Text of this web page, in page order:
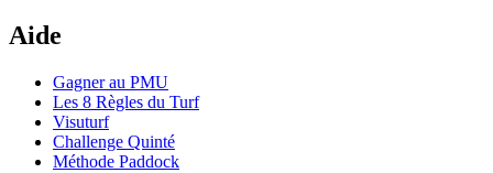
Aide
Gagner au PMU
Les 8 Règles du Turf
Visuturf
Challenge Quinté
Méthode Paddock